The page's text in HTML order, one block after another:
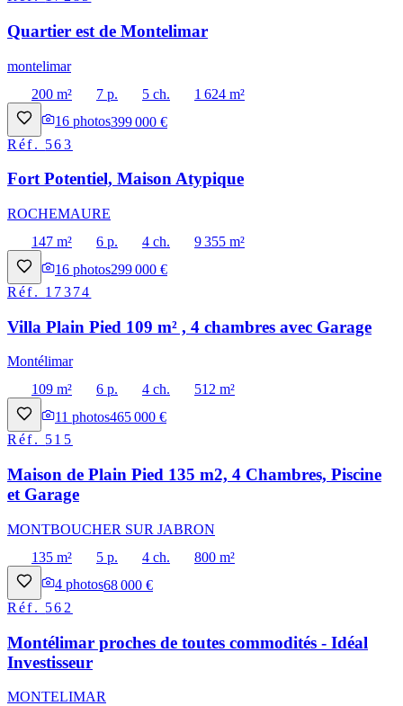
Quartier est de Montelimar
montelimar
200 m²
7 p. 5 ch.
1 624 m²
16 photos399 000 €
Réf. 563
Fort Potentiel, Maison Atypique
ROCHEMAURE
147 m²
6 p. 4 ch.
9 355 m²
16 photos299 000 €
Réf. 17374
Villa Plain Pied 109 m² , 4 chambres avec Garage
Montélimar
109 m²
6 p. 4 ch.
512 m²
11 photos465 000 €
Réf. 515
Maison de Plain Pied 135 m2, 4 Chambres, Piscine
et Garage
MONTBOUCHER SUR JABRON
135 m²
5 p. 4 ch.
800 m²
4 photos68 000 €
Réf. 562
Montélimar proches de toutes commodités - Idéal
Investisseur
MONTELIMAR